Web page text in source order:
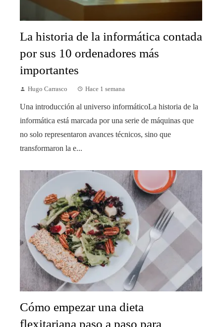
La historia de la informática contada
por sus 10 ordenadores más
importantes
Hugo Carrasco Hace 1 semana
Una introducción al universo informáticoLa historia de la
informática está marcada por una serie de máquinas que
no solo representaron avances técnicos, sino que
transformaron la e...
Cómo empezar una dieta
flexitariana paso a paso para